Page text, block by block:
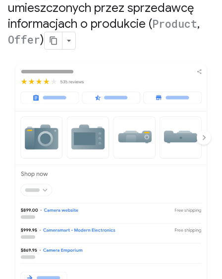
umieszczonych przez sprzedawcę
informacjach o produkcie (Product,
Offer)